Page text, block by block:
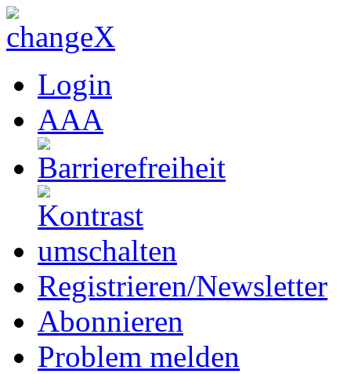
Login
AAA
Registrieren/Newsletter
Abonnieren
Problem melden